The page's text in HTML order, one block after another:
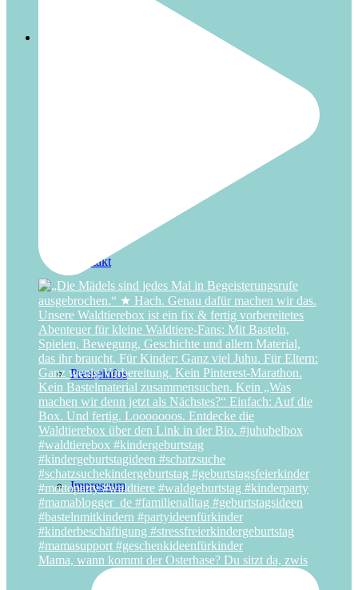
Kontakt
Presseinfos
Impressum
Mama, wann kommt der Osterhase? Du sitzt da, zwis